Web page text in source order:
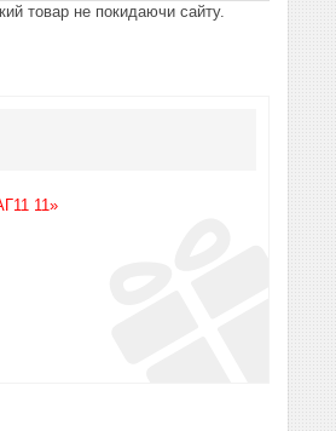
товар не покидаючи сайту.
11»